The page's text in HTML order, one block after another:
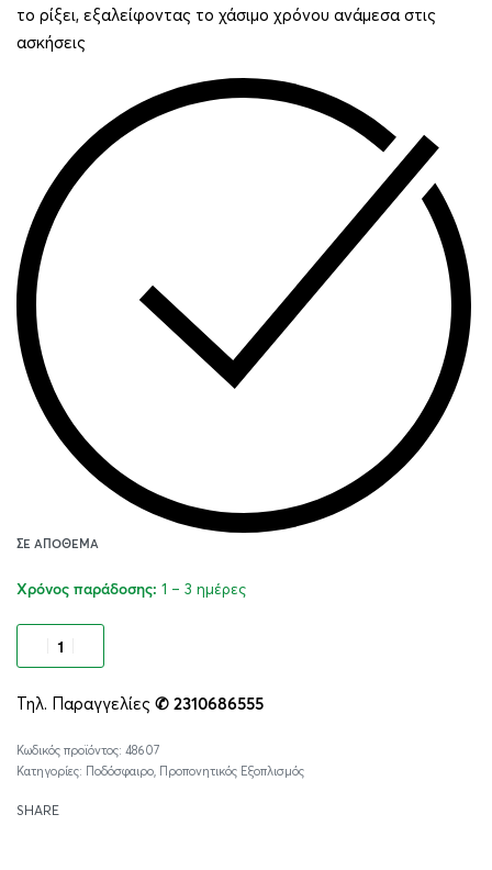
το ρίξει, εξαλείφοντας το χάσιμο χρόνου ανάμεσα στις
ασκήσεις
ΣΕ ΑΠΌΘΕΜΑ
Χρόνος παράδοσης: 1 – 3 ημέρες
Τηλ. Παραγγελίες ✆ 2310686555
48607
Κατηγορίες: Ποδόσφαιρο, Προπονητικός Εξοπλισμός
SHARE